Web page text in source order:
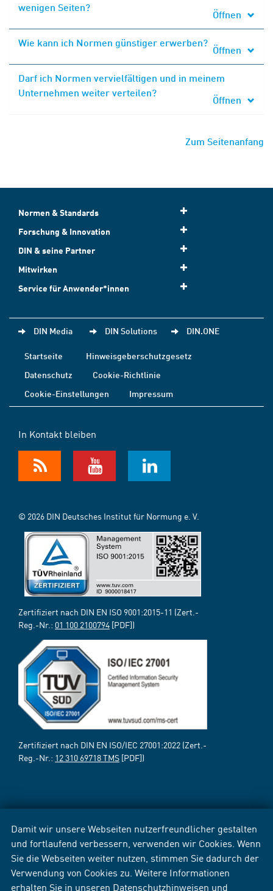
Damit wir unsere Webseiten nutzerfreundlicher gestalten
und fortlaufend verbessern, verwenden wir Cookies. Wenn
Sie die Webseiten weiter nutzen, stimmen Sie dadurch der
Verwendung von Cookies zu. Weitere Informationen
erhalten Sie in unseren Datenschutzhinweisen und
wenigen Seiten?
Öffnen
Wie kann ich Normen günstiger erwerben?
Öffnen
Darf ich Normen vervielfältigen und in meinem
Unternehmen weiter verteilen?
Öffnen
Zum Seitenanfang
Normen & Standards
Forschung & Innovation
DIN & seine Partner
Mitwirken
Service für Anwender*innen
DIN Media DIN Solutions DIN.ONE
Startseite
Hinweisgeberschutzgesetz
Datenschutz
Cookie-Richtlinie
Cookie-Einstellungen
Impressum
In Kontakt bleiben
© 2026 DIN Deutsches Institut für Normung e. V.
Zertifiziert nach DIN EN ISO 9001:2015-11 (Zert.-
Reg.-Nr.: 01 100 2100794 [PDF])
Zertifiziert nach DIN EN ISO/IEC 27001:2022 (Zert.-
Reg.-Nr.: 12 310 69718 TMS [PDF])